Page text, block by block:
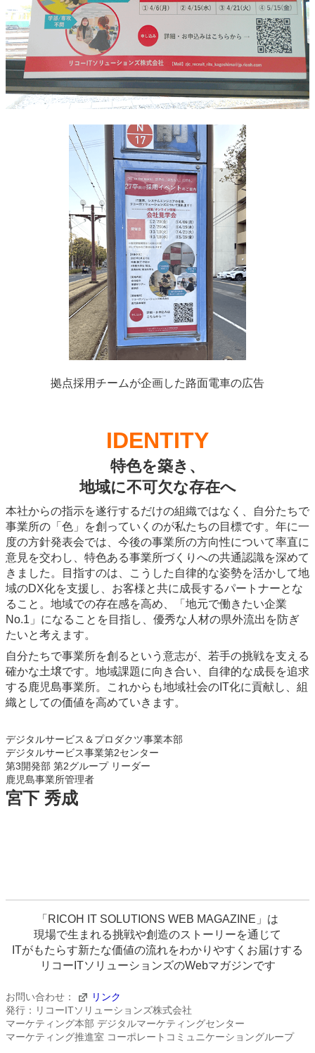
拠点採用チームが企画した路面電車の広告
IDENTITY
特色を築き、
地域に不可欠な存在へ
本社からの指示を遂行するだけの組織ではなく、自分たちで
事業所の「色」を創っていくのが私たちの目標です。年に一
度の方針発表会では、今後の事業所の方向性について率直に
意見を交わし、特色ある事業所づくりへの共通認識を深めて
きました。目指すのは、こうした自律的な姿勢を活かして地
域のDX化を支援し、お客様と共に成長するパートナーとな
ること。地域での存在感を高め、「地元で働きたい企業
No.1」になることを目指し、優秀な人材の県外流出を防ぎ
たいと考えます。
自分たちで事業所を創るという意志が、若手の挑戦を支える
確かな土壌です。地域課題に向き合い、自律的な成長を追求
する鹿児島事業所。これからも地域社会のIT化に貢献し、組
織としての価値を高めていきます。
デジタルサービス＆プロダクツ事業本部
デジタルサービス事業第2センター
第3開発部 第2グループ リーダー
鹿児島事業所管理者
宮下 秀成
「RICOH IT SOLUTIONS WEB MAGAZINE」は
現場で生まれる挑戦や創造のストーリーを通じて
ITがもたらす新たな価値の流れをわかりやすくお届けする
リコーITソリューションズのWebマガジンです
お問い合わせ：
リンク
発行：リコーITソリューションズ株式会社
マーケティング本部 デジタルマーケティングセンター
マーケティング推進室 コーポレートコミュニケーショングループ